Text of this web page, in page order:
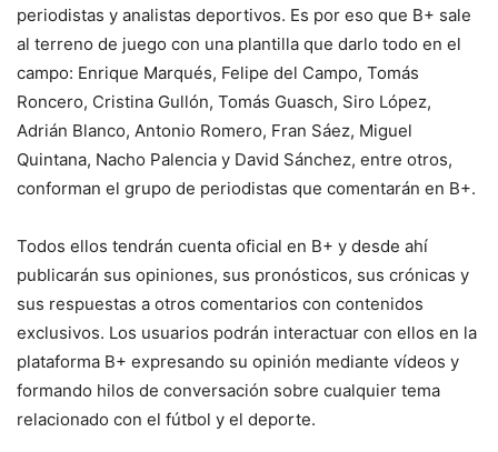
periodistas y analistas deportivos. Es por eso que B+ sale
al terreno de juego con una plantilla que darlo todo en el
campo: Enrique Marqués, Felipe del Campo, Tomás
Roncero, Cristina Gullón, Tomás Guasch, Siro López,
Adrián Blanco, Antonio Romero, Fran Sáez, Miguel
Quintana, Nacho Palencia y David Sánchez, entre otros,
conforman el grupo de periodistas que comentarán en B+.
Todos ellos tendrán cuenta oficial en B+ y desde ahí
publicarán sus opiniones, sus pronósticos, sus crónicas y
sus respuestas a otros comentarios con contenidos
exclusivos. Los usuarios podrán interactuar con ellos en la
plataforma B+ expresando su opinión mediante vídeos y
formando hilos de conversación sobre cualquier tema
relacionado con el fútbol y el deporte.